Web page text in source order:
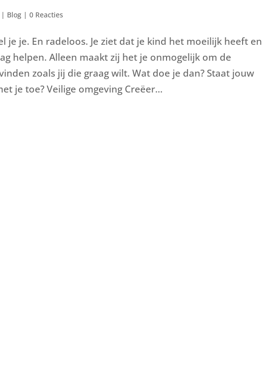
| Blog | 0 Reacties
je je. En radeloos. Je ziet dat je kind het moeilijk heeft en
helpen. Alleen maakt zij het je onmogelijk om de
zoals jij die graag wilt. Wat doe je dan? Staat jouw
je toe? Veilige omgeving Creëer...